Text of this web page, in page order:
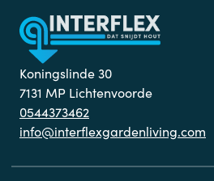
Koningslinde 30
7131 MP Lichtenvoorde
0544373462
info@interflexgardenliving.com